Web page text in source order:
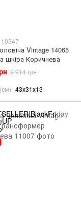
10347
Vintage 14065
шкіра Коричнева
9 914 грн
43х31х13